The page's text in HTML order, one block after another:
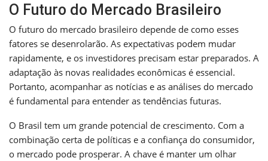
O Futuro do Mercado Brasileiro
O futuro do mercado brasileiro depende de como esses
fatores se desenrolarão. As expectativas podem mudar
rapidamente, e os investidores precisam estar preparados. A
adaptação às novas realidades econômicas é essencial.
Portanto, acompanhar as notícias e as análises do mercado
é fundamental para entender as tendências futuras.
O Brasil tem um grande potencial de crescimento. Com a
combinação certa de políticas e a confiança do consumidor,
o mercado pode prosperar. A chave é manter um olhar